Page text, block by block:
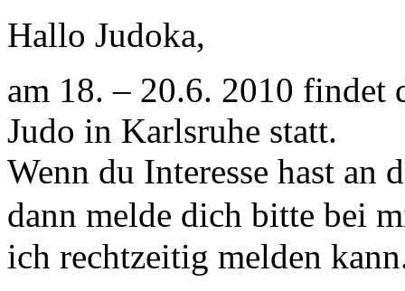
Hallo Judoka,
am 18. – 20.6. 2010 findet
Judo in Karlsruhe statt.
Wenn du Interesse hast an
dann melde dich bitte bei
ich rechtzeitig melden